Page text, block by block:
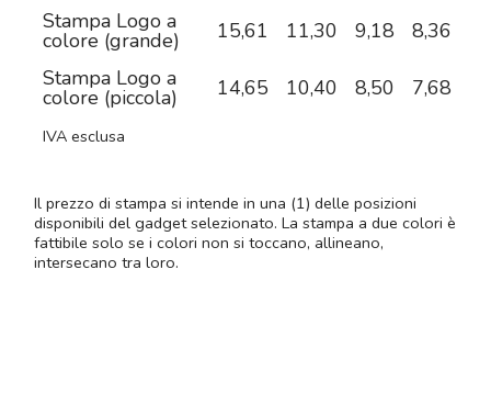
Stampa Logo a
colore (grande) 15,61 11,30 9,18 8,36
Stampa Logo a
colore (piccola) 14,65 10,40 8,50 7,68
IVA esclusa
Il prezzo di stampa si intende in una (1) delle posizioni
disponibili del gadget selezionato. La stampa a due colori è
fattibile solo se i colori non si toccano, allineano,
intersecano tra loro.